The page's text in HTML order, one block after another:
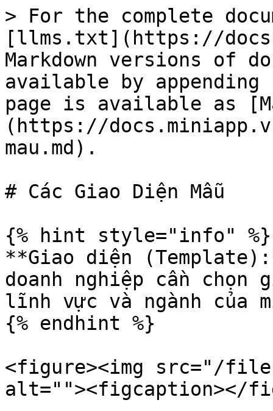
> For the complete
[llms.txt](https://
Markdown versions of
available by
page is available as
(https://
mau.md).
# Các Giao Diện Mẫu
{% hint style="info" %}
**Giao diện
doanh nghiệp cần chọn
lĩnh vực và ngành của
{% endhint %}
<figure><img src="/files/
alt=""><figcaption></